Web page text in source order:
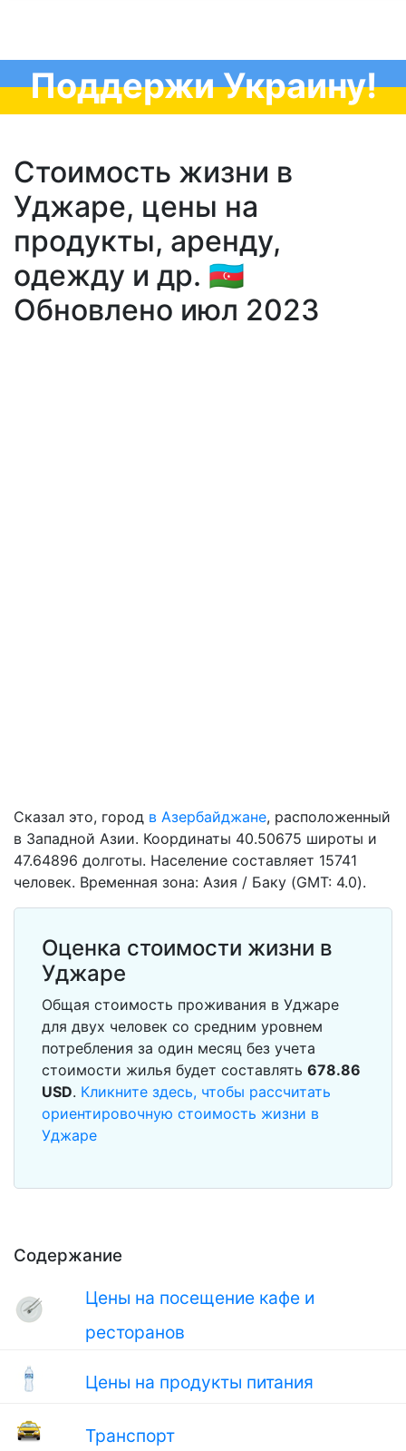
Поддержи Украину!
Стоимость жизни в
Уджаре, цены на
продукты, аренду,
одежду и др. 🇦🇿
Обновлено июл 2023
Содержание
Цены на посещение кафе и
ресторанов
Цены на продукты питания
Транспорт
Сказал это, город в Азербайджане, расположенный
в Западной Азии. Координаты 40.50675 широты и
47.64896 долготы. Население составляет 15741
человек. Временная зона: Азия / Баку (GMT: 4.0).
Оценка стоимости жизни в
Уджаре
Общая стоимость проживания в Уджаре
для двух человек со средним уровнем
потребления за один месяц без учета
стоимости жилья будет составлять 678.86
USD. Кликните здесь, чтобы рассчитать
ориентировочную стоимость жизни в
Уджаре